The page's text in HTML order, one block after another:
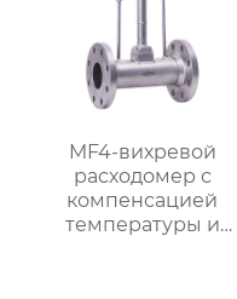
MF4-вихревой
расходомер с
компенсацией
температуры и